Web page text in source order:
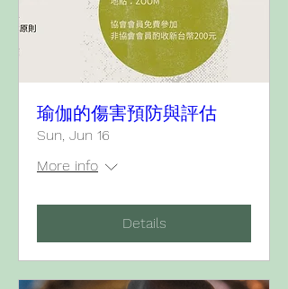
瑜伽的傷害預防與評估
Sun, Jun 16
More info
Details